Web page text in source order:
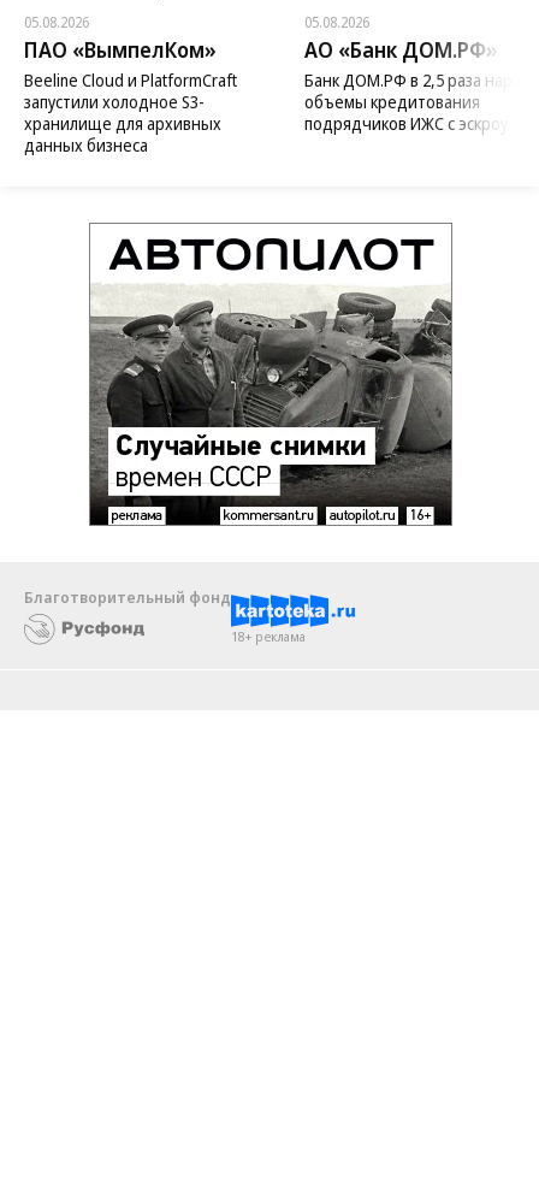
05.08.2026
ПАО «ВымпелКом»
Beeline Cloud и PlatformCraft
запустили холодное S3-
хранилище для архивных
данных бизнеса
05.08.2026
АО «Банк ДОМ.РФ»
Банк ДОМ.РФ в 2,5 раза
объемы кредитования
подрядчиков ИЖС с эскроу
Благотворительный фонд
18+ реклама